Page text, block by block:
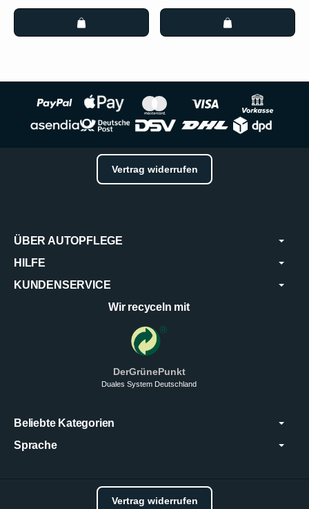
Vertrag widerrufen
ÜBER AUTOPFLEGE
HILFE
KUNDENSERVICE
Wir recyceln mit
DerGrünePunkt
Duales System Deutschland
Beliebte Kategorien
Sprache
Vertrag widerrufen